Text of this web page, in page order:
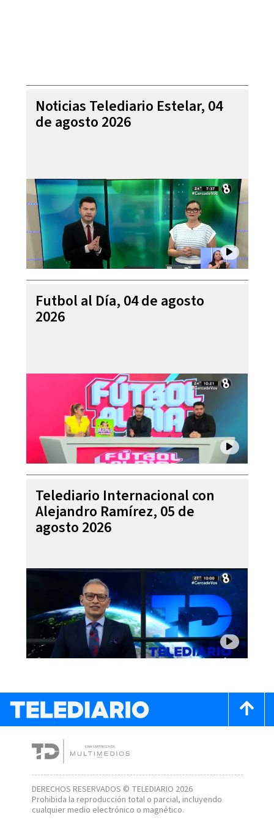
Noticias Telediario Estelar, 04
de agosto 2026
Futbol al Día, 04 de agosto
2026
Telediario Internacional con
Alejandro Ramírez, 05 de
agosto 2026
DERECHOS RESERVADOS © TELEDIARIO 2026
Prohibida la reproducción total o parcial, incluyendo
cualquier medio electrónico o magnético.